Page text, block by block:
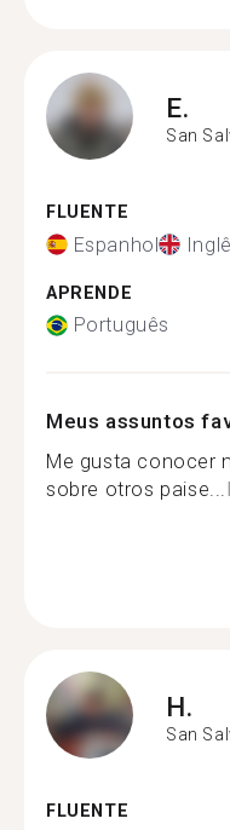
E.
San
FLUENTE
Espanhol
APRENDE
Português
Meus assuntos
Me gusta conocer
sobre otros paise...
H.
San
FLUENTE